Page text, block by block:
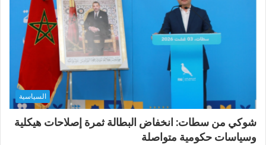
السياسية
شوكي من سطات: انخفاض البطالة ثمرة إصلاحات هيكلية
وسياسات حكومية متواصلة